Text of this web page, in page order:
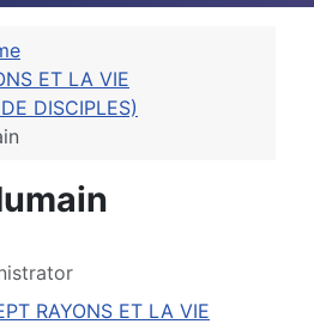
ET LA VIE
DISCIPLES)
RAYONS ET LA VIE